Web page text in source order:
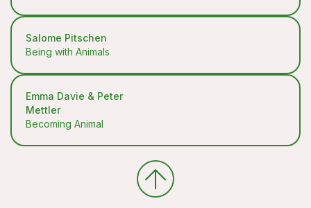
Salome Pitschen
Being with Animals
Emma Davie & Peter
Mettler
Becoming Animal